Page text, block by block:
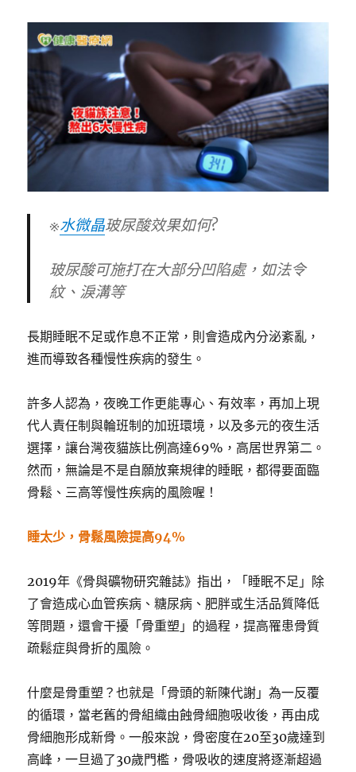
※水微晶玻尿酸效果如何?
玻尿酸可施打在大部分凹陷處，如法令
紋、淚溝等
長期睡眠不足或作息不正常，則會造成內分泌紊亂，
進而導致各種慢性疾病的發生。
許多人認為，夜晚工作更能專心、有效率，再加上現
代人責任制與輪班制的加班環境，以及多元的夜生活
選擇，讓台灣夜貓族比例高達69%，高居世界第二。
然而，無論是不是自願放棄規律的睡眠，都得要面臨
骨鬆、三高等慢性疾病的風險喔！
睡太少，骨鬆風險提高94%
2019年《骨與礦物研究雜誌》指出，「睡眠不足」除
了會造成心血管疾病、糖尿病、肥胖或生活品質降低
等問題，還會干擾「骨重塑」的過程，提高罹患骨質
疏鬆症與骨折的風險。
什麼是骨重塑？也就是「骨頭的新陳代謝」為一反覆
的循環，當老舊的骨組織由蝕骨細胞吸收後，再由成
骨細胞形成新骨。一般來說，骨密度在20至30歲達到
高峰，一旦過了30歲門檻，骨吸收的速度將逐漸超過